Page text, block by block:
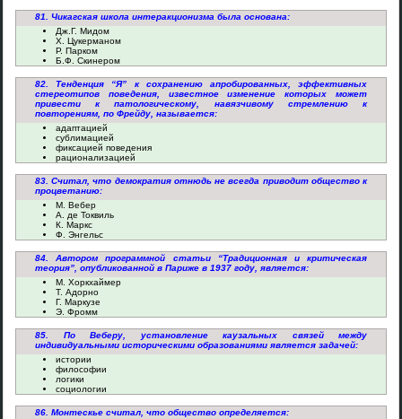
81. Чикагская школа интеракционизма была основана:
Дж.Г. Мидом
Х. Цукерманом
Р. Парком
Б.Ф. Скинером
82. Тенденция “Я” к сохранению апробированных, эффективных
стереотипов поведения, известное изменение которых может
привести к патологическому, навязчивому стремлению к
повторениям, по Фрейду, называется:
адаптацией
сублимацией
фиксацией поведения
рационализацией
83. Считал, что демократия отнюдь не всегда приводит общество к
процветанию:
М. Вебер
А. де Токвиль
К. Маркс
Ф. Энгельс
84. Автором программной статьи “Традиционная и критическая
теория”, опубликованной в Париже в 1937 году, является:
М. Хоркхаймер
Т. Адорно
Г. Маркузе
Э. Фромм
85. По Веберу, установление каузальных связей между
индивидуальными историческими образованиями является задачей:
истории
философии
логики
социологии
86. Монтескье считал, что общество определяется: